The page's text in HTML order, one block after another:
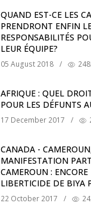
QUAND EST-CE LES
PRENDRONT ENFIN
RESPONSABILITÉS
LEUR ÉQUIPE?
05 August 2018 /
AFRIQUE : QUEL
POUR LES DÉFUNTS
17 December 2017 /
CANADA -
MANIFESTATION
CAMEROUN :
LIBERTICIDE DE BIYA
22 October 2017 /